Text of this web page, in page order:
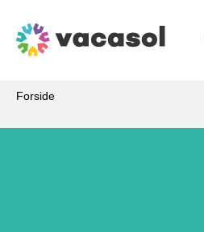
Forside